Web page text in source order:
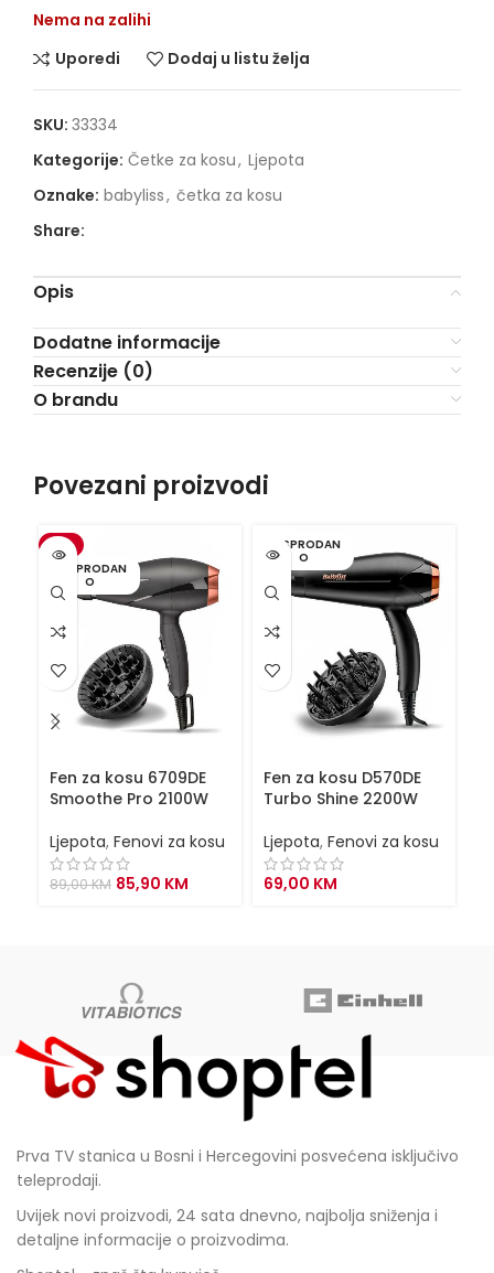
Nema na zalihi
Uporedi
Dodaj u listu želja
SKU: 33334
Kategorije: Četke za kosu, Ljepota
Oznake: babyliss, četka za kosu
Share:
Opis
Dodatne informacije
Recenzije (0)
O brandu
Povezani proizvodi
-3%
RASPRODAN
O
Fen za kosu 6709DE
Smoothe Pro 2100W
Ljepota, Fenovi za kosu
89,00KM Original
85,90 KM
RASPRODAN
O
Fen za kosu D570DE
Turbo Shine 2200W
Ljepota, Fenovi za kosu
69,00 KM
Prva TV stanica u Bosni i Hercegovini posvećena isključivo
teleprodaji.
Uvijek novi proizvodi, 24 sata dnevno, najbolja sniženja i
detaljne informacije o proizvodima.